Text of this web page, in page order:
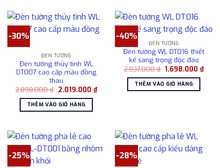
-30%
ĐÈN TƯỜNG
Đèn tường thủy tinh WL
DT007 cao cấp màu đồng
thau
2.898.000₫ Giá
là:
2.898.000 ₫.
2.019.000 ₫Giá
hiện
THÊM VÀO GIỎ HÀNG
-40%
ĐÈN TƯỜNG
Đèn tường WL DT016 thiết
kế sang trọng độc đáo
2.837.000₫ Giá
là:
2.837.000 ₫.
1.698.000₫Giá
hiện
THÊM VÀO GIỎ HÀNG
-25% -28%